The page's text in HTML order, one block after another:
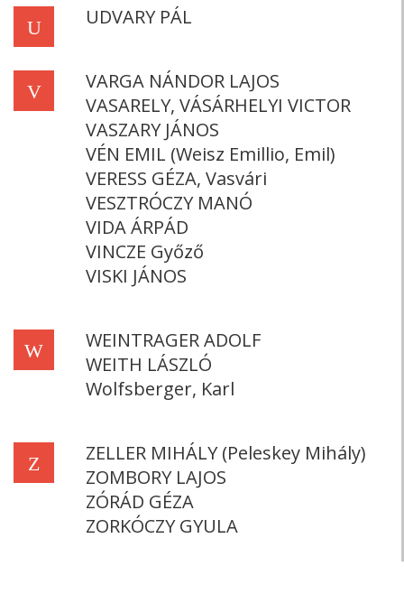
U UDVARY PÁL
V
VARGA NÁNDOR LAJOS
VASARELY, VÁSÁRHELYI VICTOR
VASZARY JÁNOS
VÉN EMIL (Weisz Emillio, Emil)
VERESS GÉZA, Vasvári
VESZTRÓCZY MANÓ
VIDA ÁRPÁD
VINCZE Győző
VISKI JÁNOS
W
WEINTRAGER ADOLF
WEITH LÁSZLÓ
Wolfsberger, Karl
Z
ZELLER MIHÁLY (Peleskey Mihály)
ZOMBORY LAJOS
ZÓRÁD GÉZA
ZORKÓCZY GYULA